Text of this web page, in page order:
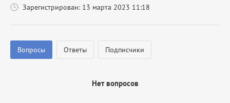
Зарегистрирован: 13 марта 2023 11:18
Вопросы Ответы Подписчики
Нет вопросов